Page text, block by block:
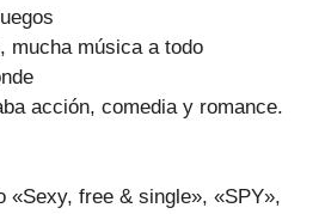
mucha música a todo
acción, comedia y romance.
«Sexy, free & single», «SPY»,